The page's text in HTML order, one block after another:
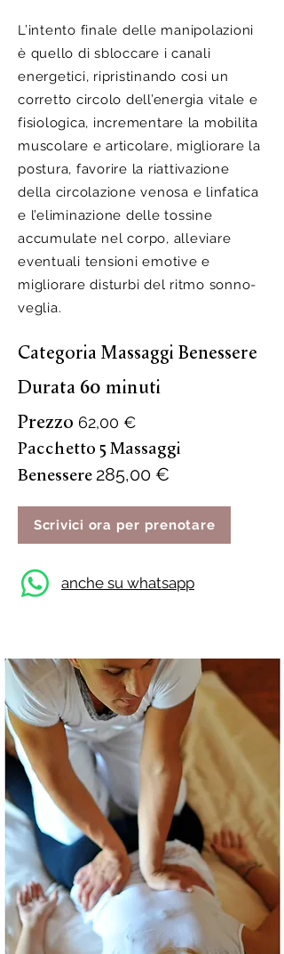
L’intento finale delle manipolazioni
è quello di sbloccare i canali
energetici, ripristinando cosi un
corretto circolo dell’energia vitale e
fisiologica, incrementare la mobilita
muscolare e articolare, migliorare la
postura, favorire la riattivazione
della circolazione venosa e linfatica
e l’eliminazione delle tossine
accumulate nel corpo, alleviare
eventuali tensioni emotive e
migliorare disturbi del ritmo sonno-
veglia.
Categoria Massaggi Benessere
Durata 60 minuti
Prezzo 62,00 €
Pacchetto 5 Massaggi
Benessere 285,00 €
Scrivici ora per prenotare
anche su whatsapp